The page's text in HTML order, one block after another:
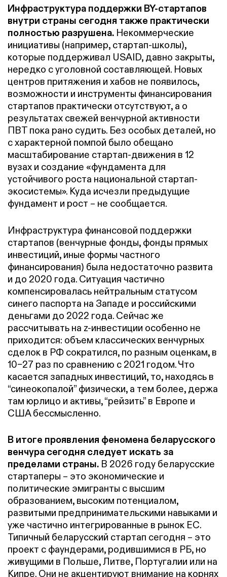
Инфраструктура поддержки BY-стартапов
внутри страны сегодня также практически
полностью разрушена. Некоммерческие
инициативы (например, стартап-школы),
которые поддерживал USAID, давно закрыты,
нередко с уголовной составляющей. Новых
центров притяжения и хабов не появилось,
возможности и инструменты финансирования
стартапов практически отсутствуют, а о
результатах свежей венчурной активности
ПВТ пока рано судить. Без особых деталей, но
с характерной помпой было обещано
масштабирование стартап-движения в 12
вузах и создание «фундамента для
устойчивого роста национальной стартап-
экосистемы». Куда исчезли предыдущие
фундамент и рост – не сообщается.
Инфраструктура финансовой поддержки
стартапов (венчурные фонды, фонды прямых
инвестиций, иные формы частного
финансирования) была недостаточно развита
и до 2020 года. Ситуация частично
компенсировалась нейтральным статусом
синего паспорта на Западе и российскими
деньгами до 2022 года. Сейчас же
рассчитывать на z-инвестиции особенно не
приходится: объем классических венчурных
сделок в РФ сократился, по разным оценкам, в
10–27 раз по сравнению с 2021 годом. Что
касается западных инвестиций, то, находясь в
“синеокопалой” физически, а тем более, держа
там юрлицо и активы, “рейзить” в Европе и
США бессмысленно.
В итоге проявления феномена беларусского
венчура сегодня следует искать за
пределами страны. В 2026 году беларусские
стартаперы – это экономические и
политические эмигранты с высшим
образованием, высоким потенциалом,
развитыми предпринимательскими навыками и
уже частично интегрированные в рынок ЕС.
Типичный беларусский стартап сегодня – это
проект с фаундерами, родившимися в РБ, но
живущими в Польше, Литве, Португалии или на
Кипре. Они не акцентируют внимание на корнях